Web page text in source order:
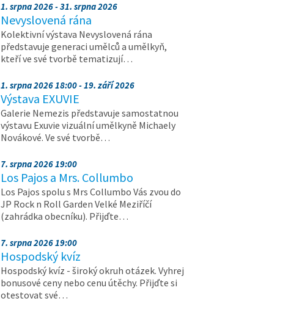
1. srpna 2026 - 31. srpna 2026
Nevyslovená rána
Kolektivní výstava Nevyslovená rána
představuje generaci umělců a umělkyň,
kteří ve své tvorbě tematizují…
1. srpna 2026 18:00 - 19. září 2026
Výstava EXUVIE
Galerie Nemezis představuje samostatnou
výstavu Exuvie vizuální umělkyně Michaely
Novákové. Ve své tvorbě…
7. srpna 2026 19:00
Los Pajos a Mrs. Collumbo
Los Pajos spolu s Mrs Collumbo Vás zvou do
JP Rock n Roll Garden Velké Meziříčí
(zahrádka obecníku). Přijďte…
7. srpna 2026 19:00
Hospodský kvíz
Hospodský kvíz - široký okruh otázek. Vyhrej
bonusové ceny nebo cenu útěchy. Přijďte si
otestovat své…